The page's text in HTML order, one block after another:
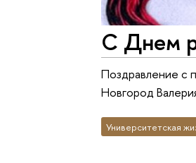
С Днем
Поздравление с
Новгород
Университетская